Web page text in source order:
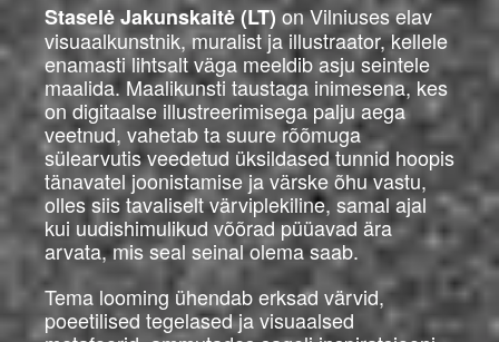
Staselė Jakunskaitė (LT) on Vilniuses elav
visuaalkunstnik, muralist ja illustraator, kellele
enamasti lihtsalt väga meeldib asju seintele
maalida. Maalikunsti taustaga inimesena, kes
on digitaalse illustreerimisega palju aega
veetnud, vahetab ta suure rõõmuga
sülearvutis veedetud üksildased tunnid hoopis
tänavatel joonistamise ja värske õhu vastu,
olles siis tavaliselt värviplekiline, samal ajal
kui uudishimulikud võõrad püüavad ära
arvata, mis seal seinal olema saab.
Tema looming ühendab erksad värvid,
poeetilised tegelased ja visuaalsed